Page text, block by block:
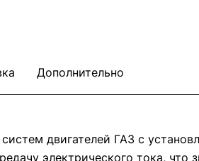
Дополнительно
двигателей ГАЗ с
электрического тока,